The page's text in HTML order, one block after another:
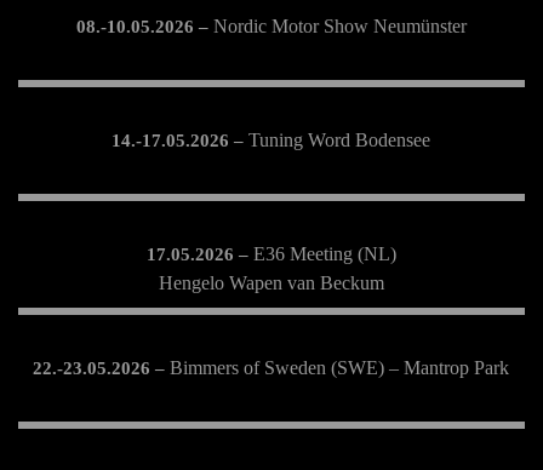
08.-10.05.2026 – Nordic Motor Show Neumünster
14.-17.05.2026 – Tuning Word Bodensee
17.05.2026 – E36 Meeting (NL)
Hengelo Wapen van Beckum
22.-23.05.2026 – Bimmers of Sweden (SWE) – Mantrop Park